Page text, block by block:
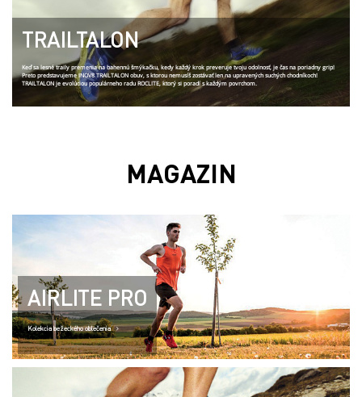
TRAILTALON
Keď sa lesné traily premenia na bahennú šmýkačku, kedy každý krok preveruje tvoju odolnosť, je čas na poriadny grip!
Preto predstavujemeINOV8 TRAILTALON obuv, s ktorou nemusíš zostávať len na upravených suchých chodníkoch!
TRAILTALON je evolúciou populárneho radu ROCLITE, ktorý si poradí s každým povrchom.
MAGAZIN
AIRLITE PRO
Kolekcia bežeckého oblečenia